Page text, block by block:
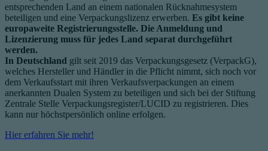
entsprechenden Land an einem nationalen Rücknahmesystem
beteiligen und eine Verpackungslizenz erwerben. Es gibt keine
europaweite Registrierungsstelle. Die Anmeldung und
Lizenzierung muss für jedes Land separat durchgeführt
werden.
In Deutschland gilt seit 2019 das Verpackungsgesetz (VerpackG),
welches Hersteller und Händler in die Pflicht nimmt, sich noch vor
dem Verkaufsstart mit ihren Verkaufsverpackungen an einem
anerkannten Dualen System zu beteiligen und sich bei der Stiftung
Zentrale Stelle Verpackungsregister/LUCID zu registrieren. Dies
kann nur höchstpersönlich online erfolgen.
Hier erfahren Sie mehr!